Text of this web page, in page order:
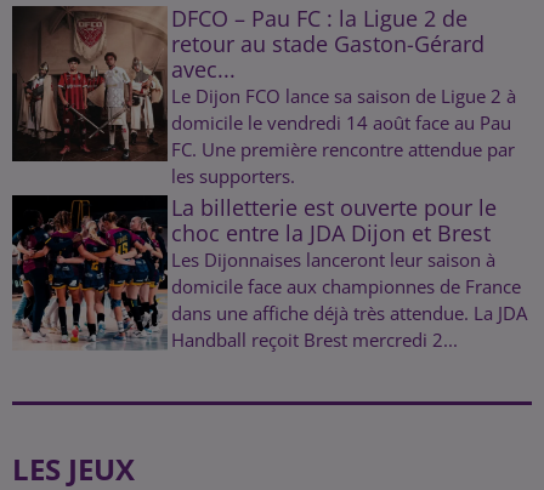
DFCO – Pau FC : la Ligue 2 de
retour au stade Gaston-Gérard
avec...
Le Dijon FCO lance sa saison de Ligue 2 à
domicile le vendredi 14 août face au Pau
FC. Une première rencontre attendue par
les supporters.
La billetterie est ouverte pour le
choc entre la JDA Dijon et Brest
Les Dijonnaises lanceront leur saison à
domicile face aux championnes de France
dans une affiche déjà très attendue. La JDA
Handball reçoit Brest mercredi 2...
LES JEUX